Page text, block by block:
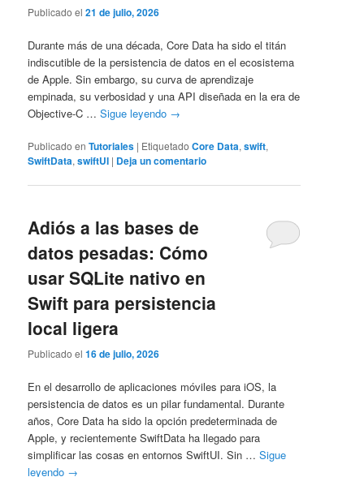
Publicado el21 de julio, 2026
Durante más de una década, Core Data ha sido el titán
indiscutible de la persistencia de datos en el ecosistema
de Apple. Sin embargo, su curva de aprendizaje
empinada, su verbosidad y una API diseñada en la era de
Objective-C …Sigue leyendo →
Publicado en Tutoriales | Etiquetado Core Data,swift,
SwiftData,swiftUI | Deja un comentario
Adiós a las bases de
datos pesadas: Cómo
usar SQLite nativo en
Swift para persistencia
local ligera
Publicado el16 de julio, 2026
En el desarrollo de aplicaciones móviles para iOS, la
persistencia de datos es un pilar fundamental. Durante
años, Core Data ha sido la opción predeterminada de
Apple, y recientemente SwiftData ha llegado para
simplificar las cosas en entornos SwiftUI. Sin …Sigue
leyendo →